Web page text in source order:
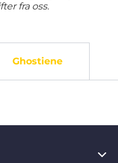
fra oss.
Ghostiene